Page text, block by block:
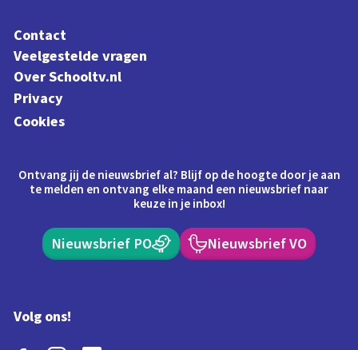
Contact
Veelgestelde vragen
Over Schooltv.nl
Privacy
Cookies
Ontvang jij de nieuwsbrief al? Blijf op de hoogte door je aan
te melden en ontvang elke maand een nieuwsbrief naar
keuze in je inbox!
Nieuwsbrief PO Nieuwsbrief VO
Volg ons!